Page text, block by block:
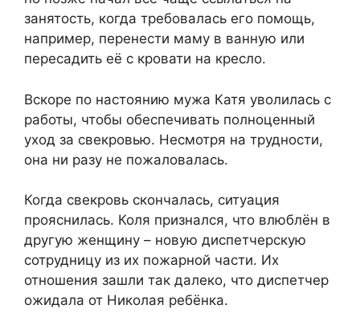
занятость, когда требовалась его помощь,
например, перенести маму в ванную или
пересадить её с кровати на кресло.
Вскоре по настоянию мужа Катя уволилась с
работы, чтобы обеспечивать полноценный
уход за свекровью. Несмотря на трудности,
она ни разу не пожаловалась.
Когда свекровь скончалась, ситуация
прояснилась. Коля признался, что влюблён в
другую женщину – новую диспетчерскую
сотрудницу из их пожарной части. Их
отношения зашли так далеко, что диспетчер
ожидала от Николая ребёнка.